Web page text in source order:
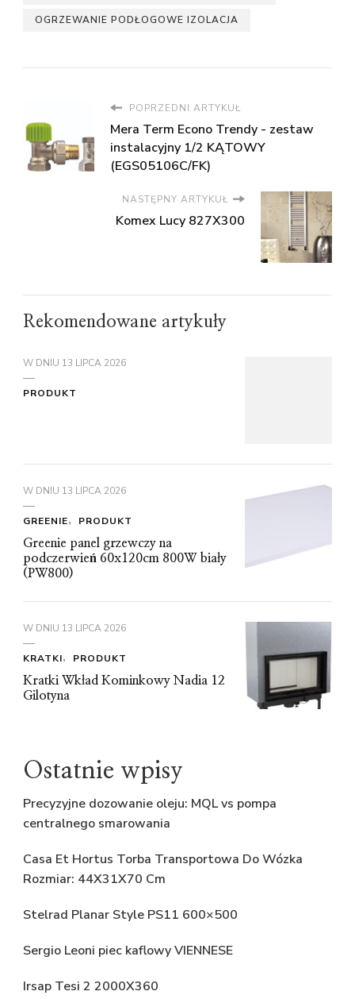
OGRZEWANIE PODŁOGOWE IZOLACJA
POPRZEDNI ARTYKUŁ
Mera Term Econo Trendy - zestaw
instalacyjny 1/2 KĄTOWY
(EGS05106C/FK)
NASTĘPNY ARTYKUŁ
Komex Lucy 827X300
Rekomendowane artykuły
W DNIU 13 LIPCA 2026
PRODUKT
W DNIU 13 LIPCA 2026
GREENIE
PRODUKT
Greenie panel grzewczy na
podczerwień 60x120cm 800W biały
(PW800)
W DNIU 13 LIPCA 2026
KRATKI
PRODUKT
Kratki Wkład Kominkowy Nadia 12
Gilotyna
Ostatnie wpisy
Precyzyjne dozowanie oleju: MQL vs pompa
centralnego smarowania
Casa Et Hortus Torba Transportowa Do Wózka
Rozmiar: 44X31X70 Cm
Stelrad Planar Style PS11 600×500
Sergio Leoni piec kaflowy VIENNESE
Irsap Tesi 2 2000X360